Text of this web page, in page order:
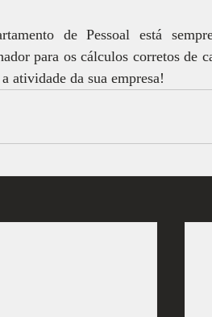
de Pessoal está
para os cálculos corretos de
atividade da sua empresa!